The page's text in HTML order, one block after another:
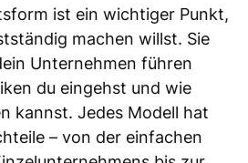
ist ein wichtiger Punkt,
machen willst. Sie
Unternehmen führen
du eingehst und wie
kannst. Jedes Modell hat
– von der einfachen